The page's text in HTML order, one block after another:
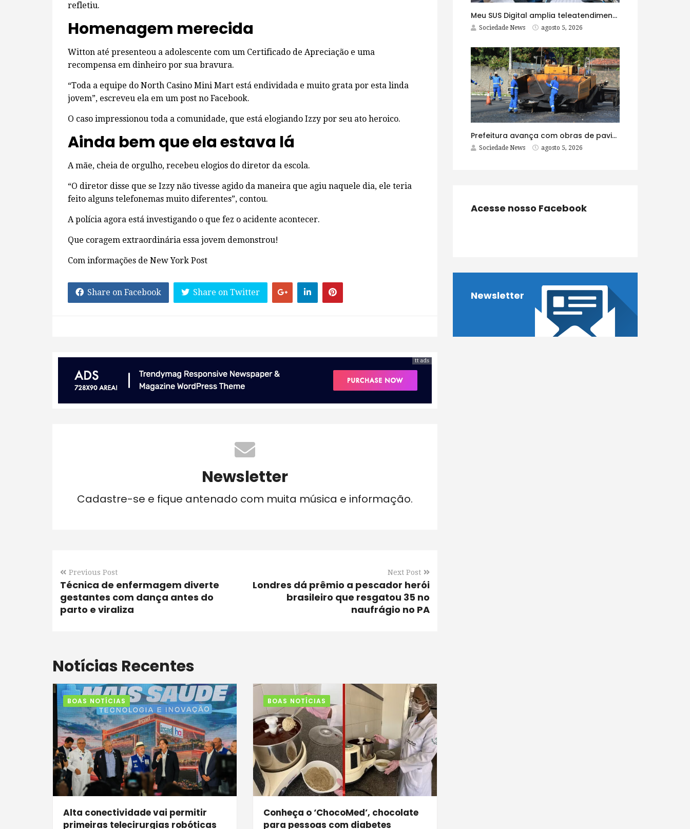
refletiu.
Homenagem merecida
Witton até presenteou a adolescente com um Certificado de Apreciação e uma
recompensa em dinheiro por sua bravura.
“Toda a equipe do North Casino Mini Mart está endividada e muito grata por esta linda
jovem”, escreveu ela em um post no Facebook.
O caso impressionou toda a comunidade, que está elogiando Izzy por seu ato heroico.
Ainda bem que ela estava lá
A mãe, cheia de orgulho, recebeu elogios do diretor da escola.
“O diretor disse que se Izzy não tivesse agido da maneira que agiu naquele dia, ele teria
feito alguns telefonemas muito diferentes”, contou.
A polícia agora está investigando o que fez o acidente acontecer.
Que coragem extraordinária essa jovem demonstrou!
Com informações de New York Post
Share on Facebook Share on Twitter
tt ads
Newsletter
Cadastre-se e fique antenado com muita música e informação.
Previous Post
Técnica de enfermagem diverte
gestantes com dança antes do
parto e viraliza
Next Post
Londres dá prêmio a pescador herói
brasileiro que resgatou 35 no
naufrágio no PA
Notícias Recentes
BOAS NOTÍCIAS
Alta conectividade vai permitir
primeiras telecirurgias robóticas
BOAS NOTÍCIAS
Conheça o ‘ChocoMed’, chocolate
para pessoas com diabetes
Meu SUS Digital amplia teleatendimentos para pessoas com problemas com jogos e apostas
Sociedade News agosto 5, 2026
Prefeitura avança com obras de pavimentação asfáltica na Rua Lopes Rodrigues
Sociedade News agosto 5, 2026
Acesse nosso Facebook
Newsletter